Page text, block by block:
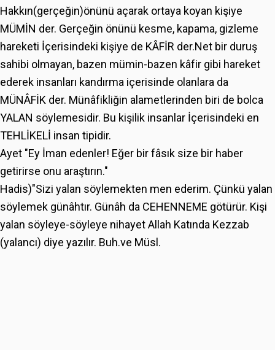
Hakkın(gerçeğin)önünü açarak ortaya koyan kişiye
MÜMİN der. Gerçeğin önünü kesme, kapama, gizleme
hareketi İçerisindeki kişiye de KÂFİR der.Net bir duruş
sahibi olmayan, bazen mümin-bazen kâfir gibi hareket
ederek insanları kandırma içerisinde olanlara da
MÜNÂFİK der. Münâfikliğin alametlerinden biri de bolca
YALAN söylemesidir. Bu kişilik insanlar İçerisindeki en
TEHLİKELİ insan tipidir.
Ayet "Ey İman edenler! Eğer bir fâsık size bir haber
getirirse onu araştırın."
Hadis)"Sizi yalan söylemekten men ederim. Çünkü yalan
söylemek günâhtır. Günâh da CEHENNEME götürür. Kişi
yalan söyleye-söyleye nihayet Allah Katında Kezzab
(yalancı) diye yazılır. Buh.ve Müsl.